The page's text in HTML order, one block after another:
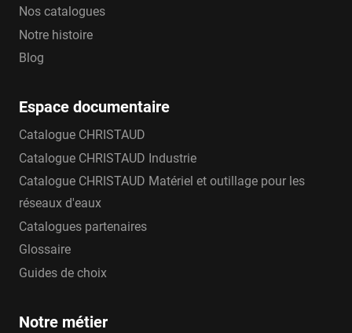
Nos catalogues
Notre histoire
Blog
Espace documentaire
Catalogue CHRISTAUD
Catalogue CHRISTAUD Industrie
Catalogue CHRISTAUD Matériel et outillage pour les
réseaux d'eaux
Catalogues partenaires
Glossaire
Guides de choix
Notre métier